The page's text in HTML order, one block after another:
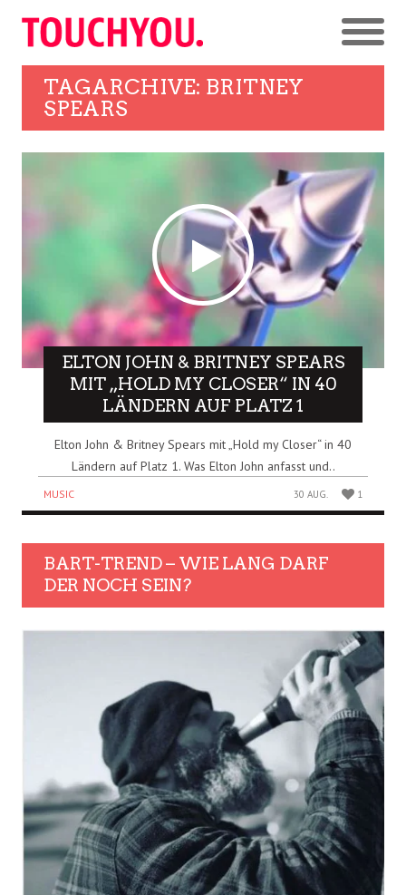
TAGARCHIVE: BRITNEY
SPEARS
ELTON JOHN & BRITNEY SPEARS
MIT „HOLD MY CLOSER“ IN 40
LÄNDERN AUF PLATZ 1
Elton John & Britney Spears mit „Hold my Closer“ in 40
Ländern auf Platz 1. Was Elton John anfasst und..
MUSIC 30 AUG. 1
BART-TREND – WIE LANG DARF
DER NOCH SEIN?